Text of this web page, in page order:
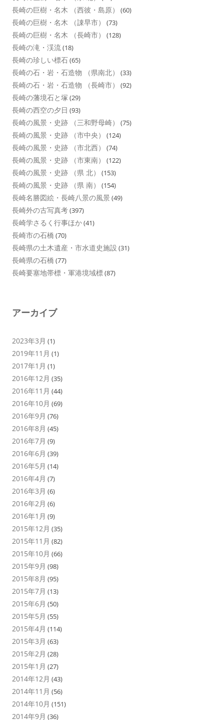
長崎の巨樹・名木 （西彼・島原） (60)
長崎の巨樹・名木 （諌早市） (73)
長崎の巨樹・名木 （長崎市） (128)
長崎の滝・渓流(18)
長崎の珍しい標石(65)
長崎の石・岩・石造物 （県南北） (33)
長崎の石・岩・石造物 （長崎市） (92)
長崎の藩境石と塚 (29)
長崎の西空の夕日 (93)
長崎の風景・史跡 （三和野母崎） (75)
長崎の風景・史跡 （市中央） (124)
長崎の風景・史跡 （市北西） (74)
長崎の風景・史跡 （市東南） (122)
長崎の風景・史跡 （県 北） (153)
長崎の風景・史跡 （県 南） (154)
長崎名勝図絵・長崎八景の風景 (49)
長崎外の古写真考(397)
長崎学さるく行事ほか(41)
長崎市の石橋 (70)
長崎県の土木遺産・市水道史施設 (31)
長崎県の石橋 (77)
長崎要塞地帯標・軍港境域標(87)
アーカイブ
2023年3月 (1)
2019年11月 (1)
2017年1月 (1)
2016年12月 (35)
2016年11月 (44)
2016年10月 (69)
2016年9月 (76)
2016年8月 (45)
2016年7月 (9)
2016年6月 (39)
2016年5月 (14)
2016年4月 (7)
2016年3月 (6)
2016年2月 (6)
2016年1月 (9)
2015年12月 (35)
2015年11月 (82)
2015年10月 (66)
2015年9月 (98)
2015年8月 (95)
2015年7月 (13)
2015年6月 (50)
2015年5月 (55)
2015年4月 (114)
2015年3月 (63)
2015年2月 (28)
2015年1月 (27)
2014年12月 (43)
2014年11月 (56)
2014年10月 (151)
2014年9月 (36)